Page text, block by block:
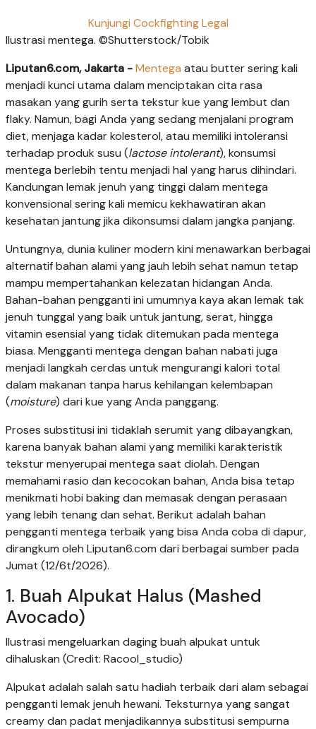
Kunjungi Cockfighting Legal
Ilustrasi mentega. ©Shutterstock/Tobik
Liputan6.com, Jakarta -Mentega atau butter sering kali
menjadi kunci utama dalam menciptakan cita rasa
masakan yang gurih serta tekstur kue yang lembut dan
flaky. Namun, bagi Anda yang sedang menjalani program
diet, menjaga kadar kolesterol, atau memiliki intoleransi
terhadap produk susu (lactose intolerant), konsumsi
mentega berlebih tentu menjadi hal yang harus dihindari.
Kandungan lemak jenuh yang tinggi dalam mentega
konvensional sering kali memicu kekhawatiran akan
kesehatan jantung jika dikonsumsi dalam jangka panjang.
Untungnya, dunia kuliner modern kini menawarkan berbagai
alternatif bahan alami yang jauh lebih sehat namun tetap
mampu mempertahankan kelezatan hidangan Anda.
Bahan-bahan pengganti ini umumnya kaya akan lemak tak
jenuh tunggal yang baik untuk jantung, serat, hingga
vitamin esensial yang tidak ditemukan pada mentega
biasa. Mengganti mentega dengan bahan nabati juga
menjadi langkah cerdas untuk mengurangi kalori total
dalam makanan tanpa harus kehilangan kelembapan
(moisture) dari kue yang Anda panggang.
Proses substitusi ini tidaklah serumit yang dibayangkan,
karena banyak bahan alami yang memiliki karakteristik
tekstur menyerupai mentega saat diolah. Dengan
memahami rasio dan kecocokan bahan, Anda bisa tetap
menikmati hobi baking dan memasak dengan perasaan
yang lebih tenang dan sehat. Berikut adalah bahan
pengganti mentega terbaik yang bisa Anda coba di dapur,
dirangkum oleh Liputan6.com dari berbagai sumber pada
Jumat (12/6t/2026).
1. Buah Alpukat Halus (Mashed
Avocado)
Ilustrasi mengeluarkan daging buah alpukat untuk
dihaluskan (Credit: Racool_studio)
Alpukat adalah salah satu hadiah terbaik dari alam sebagai
pengganti lemak jenuh hewani. Teksturnya yang sangat
creamy dan padat menjadikannya substitusi sempurna